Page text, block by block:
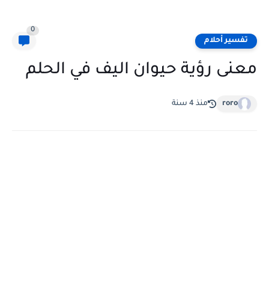
تفسير أحلام
0
معنى رؤية حيوان اليف في الحلم
roro منذ 4 سنة